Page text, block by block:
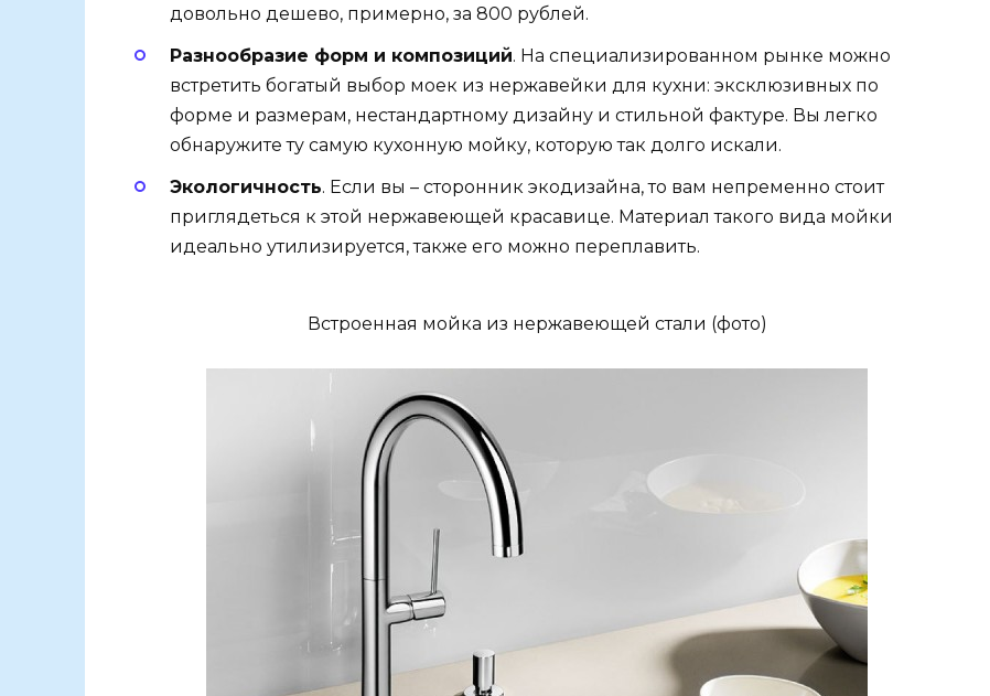
довольно дешево, примерно, за 800 рублей.
Разнообразие форм и композиций. На специализированном рынке можно
встретить богатый выбор моек из нержавейки для кухни: эксклюзивных по
форме и размерам, нестандартному дизайну и стильной фактуре. Вы легко
обнаружите ту самую кухонную мойку, которую так долго искали.
Экологичность. Если вы – сторонник экодизайна, то вам непременно стоит
приглядеться к этой нержавеющей красавице. Материал такого вида мойки
идеально утилизируется, также его можно переплавить.
Встроенная мойка из нержавеющей стали (фото)